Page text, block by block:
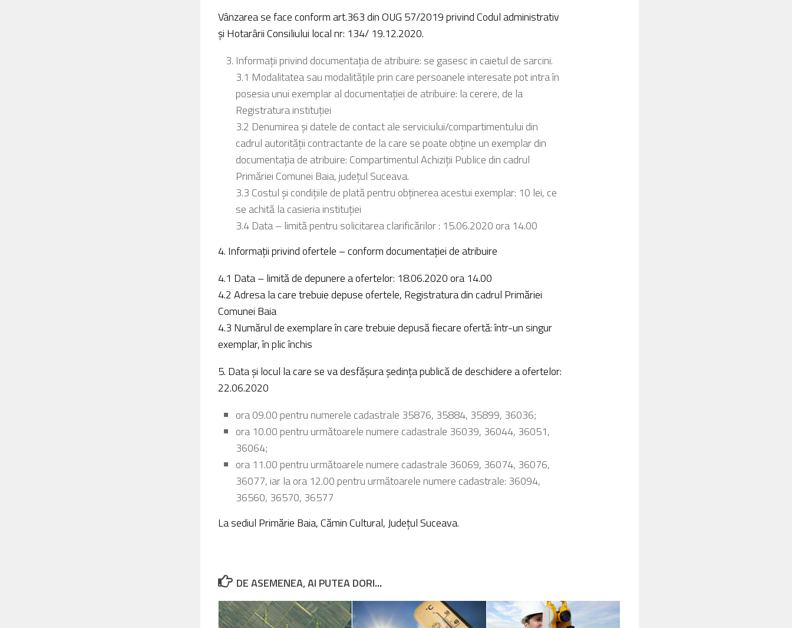
Vânzarea se face conform art.363 din OUG 57/2019 privind Codul administrativ
și Hotarârii Consiliului local nr: 134/ 19.12.2020.
Informaţii privind documentaţia de atribuire: se gasesc in caietul de sarcini.
3.1 Modalitatea sau modalităţile prin care persoanele interesate pot intra în
posesia unui exemplar al documentaţiei de atribuire: la cerere, de la
Registratura instituției
3.2 Denumirea şi datele de contact ale serviciului/compartimentului din
cadrul autorităţii contractante de la care se poate obţine un exemplar din
documentaţia de atribuire: Compartimentul Achiziții Publice din cadrul
Primăriei Comunei Baia, județul Suceava.
3.3 Costul şi condiţiile de plată pentru obţinerea acestui exemplar: 10 lei, ce
se achită la casieria instituției
3.4 Data – limită pentru solicitarea clarificărilor : 15.06.2020 ora 14.00
4. Informaţii privind ofertele – conform documentației de atribuire
4.1 Data – limită de depunere a ofertelor: 18.06.2020 ora 14.00
4.2 Adresa la care trebuie depuse ofertele, Registratura din cadrul Primăriei
Comunei Baia
4.3 Numărul de exemplare în care trebuie depusă fiecare ofertă: într-un singur
exemplar, în plic închis
5. Data şi locul la care se va desfășura şedinţa publică de deschidere a ofertelor:
22.06.2020
ora 09.00 pentru numerele cadastrale 35876, 35884, 35899, 36036;
ora 10.00 pentru următoarele numere cadastrale 36039, 36044, 36051,
36064;
ora 11.00 pentru următoarele numere cadastrale 36069, 36074, 36076,
36077, iar la ora 12.00 pentru următoarele numere cadastrale: 36094,
36560, 36570, 36577
La sediul Primărie Baia, Cămin Cultural, Județul Suceava.
DE ASEMENEA, AI PUTEA DORI...